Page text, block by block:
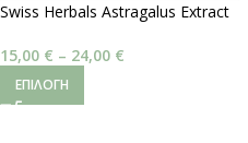
Swiss Herbals Astragalus Extract
15,00 € – 24,00 €
ΕΠΙΛΟΓΉ